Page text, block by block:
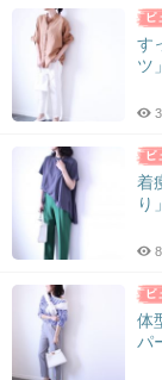
す
ツ
着
り
体
パ